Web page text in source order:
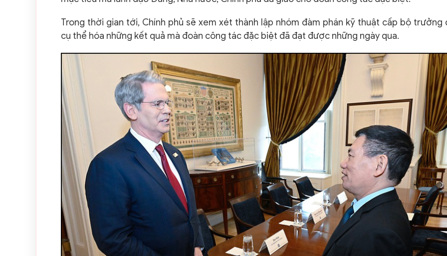
Trong thời gian tới, Chính phủ sẽ xem xét thành lập nhóm đàm phán kỹ thuật cấp bộ trưởng
cụ thể hóa những kết quả mà đoàn công tác đặc biệt đã đạt được những ngày qua.